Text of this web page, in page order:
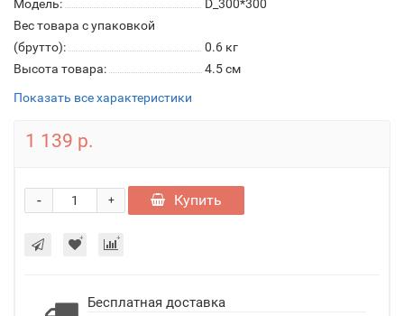
Модель:
D_300*300
Вес товара с упаковкой
(брутто):
0.6 кг
Высота товара:
4.5 см
Показать все характеристики
1 139 р.
+
- Купить
Бесплатная доставка